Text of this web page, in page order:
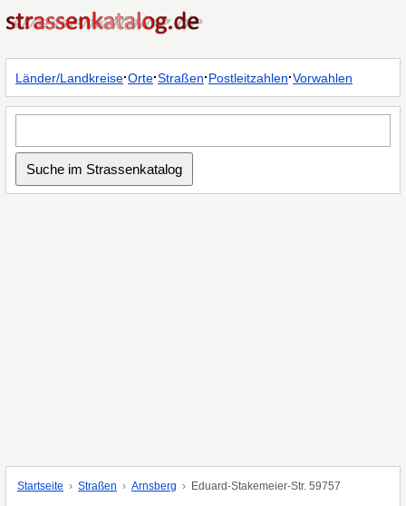
Länder/Landkreise·Orte·Straßen·Postleitzahlen·Vorwahlen
Startseite Straßen Arnsberg Eduard-Stakemeier-Str. 59757